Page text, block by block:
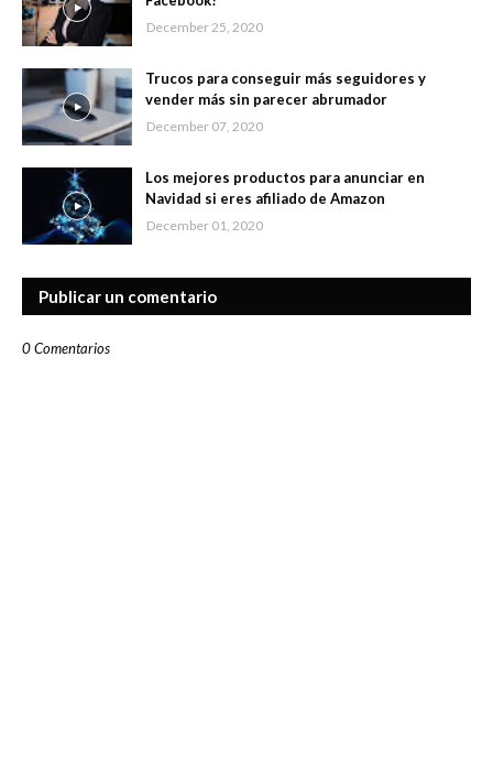
December 25, 2020
Trucos para conseguir más seguidores y
vender más sin parecer abrumador
December 07, 2020
Los mejores productos para anunciar en
Navidad si eres afiliado de Amazon
December 01, 2020
Publicar un comentario
0 Comentarios